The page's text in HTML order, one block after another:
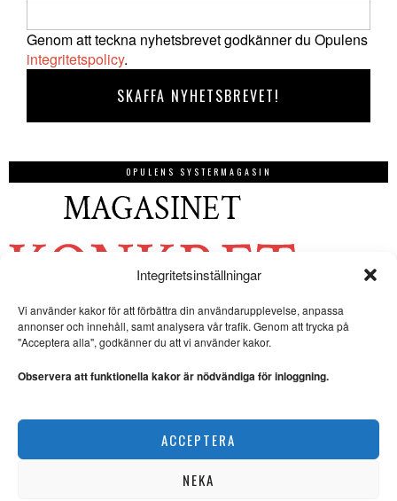
Integritetsinställningar
Vi använder kakor för att förbättra din användarupplevelse, anpassa
annonser och innehåll, samt analysera vår trafik. Genom att trycka på
"Acceptera alla", godkänner du att vi använder kakor.
Observera att funktionella kakor är nödvändiga för inloggning.
ACCEPTERA
NEKA
Genom att teckna nyhetsbrevet godkänner du Opulens
integritetspolicy.
OPULENS SYSTERMAGASIN